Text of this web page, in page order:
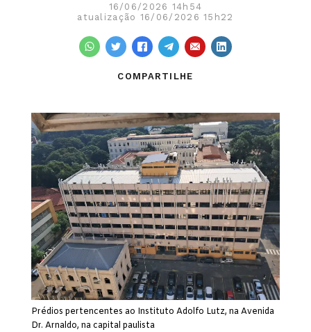
16/06/2026 14h54
atualização 16/06/2026 15h22
COMPARTILHE
Prédios pertencentes ao Instituto Adolfo Lutz, na Avenida
Dr. Arnaldo, na capital paulista